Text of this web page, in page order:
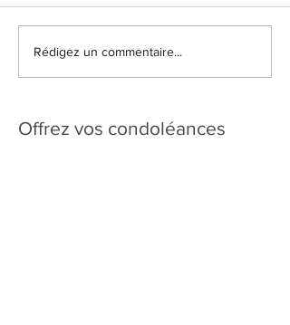
Rédigez un commentaire...
Offrez vos condoléances